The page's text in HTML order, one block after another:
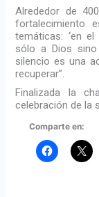
Alrededor de
fortalecimiento
temáticas: ‘en
sólo a Dios sino
silencio es una
recuperar”.
Finalizada la
celebración de la
Comparte en: